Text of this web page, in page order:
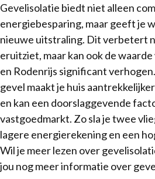
Gevelisolatie biedt niet alleen
energiebesparing, maar geeft je
nieuwe uitstraling. Dit verbetert
eruitziet, maar kan ook de
en Rodenrijs significant
gevel maakt je huis
en kan een doorslaggevende
vastgoedmarkt. Zo sla je twee
lagere energierekening en een
Wil je meer lezen over
jou nog meer informatie over